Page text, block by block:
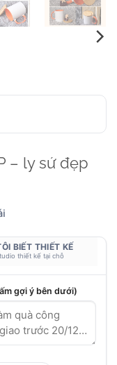
– ly sứ đẹp
BIẾT THIẾT KẾ
thiết kế tại chỗ
gợi ý bên dưới)